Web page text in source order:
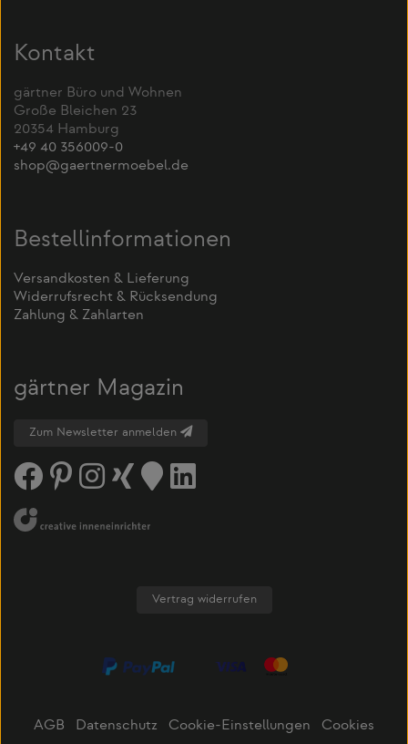
Kontakt
gärtner Büro und Wohnen
Große Bleichen 23
20354 Hamburg
+49 40 356009-0
shop@gaertnermoebel.de
Bestellinformationen
Versandkosten & Lieferung
Widerrufsrecht & Rücksendung
Zahlung & Zahlarten
gärtner Magazin
Zum Newsletter anmelden
Vertrag widerrufen
AGB Datenschutz Cookie-Einstellungen
Cookies